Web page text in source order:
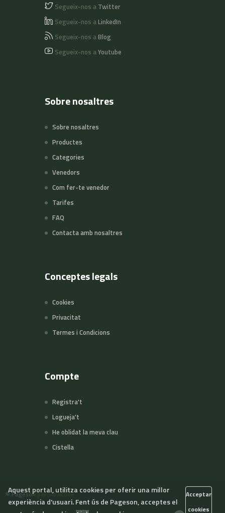
Segueix-nos a Twitter
Segueix-nos aLinkedIn
Segueix-nos aBlog
Segueix-nos aYoutube
Sobre nosaltres
Sobre nosaltres
Productes
Categories
Venedors
Com fer-te venedor
Tarifes
FAQ
Contacta amb nosaltres
Conceptes legals
Cookies
Privacitat
Termes i Condicions
Compte
Registra't
Logueja't
He oblidat la meva clau
Cistella
©Pagesonper Slowcode
Aquest portal, utilitza cookies per oferir una millor
experiència d'usuari. Fent ús de Pageson, acceptes el
Acceptar
cookies